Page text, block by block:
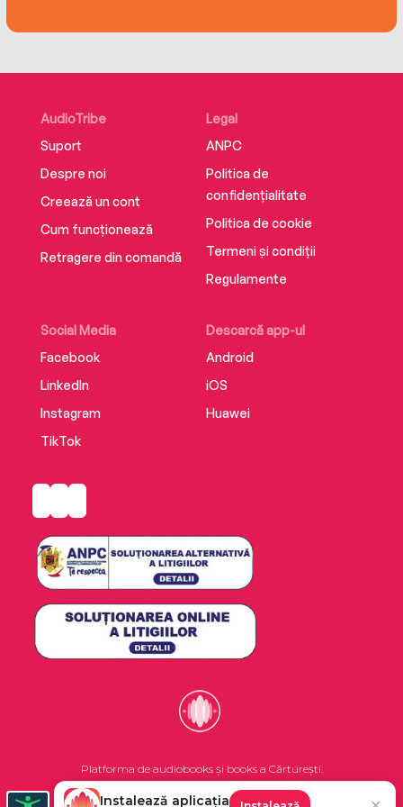
AudioTribe
Suport
Despre noi
Creează un cont
Cum funcționează
Retragere din comandă
Social Media
Facebook
LinkedIn
Instagram
TikTok
Descarcă app-ul
Android
iOS
Huawei
Legal
ANPC
Politica de
confidențialitate
Politica de cookie
Termeni și condiții
Regulamente
Platforma de audiobooks și books a Cărturești.
Instalează aplicația